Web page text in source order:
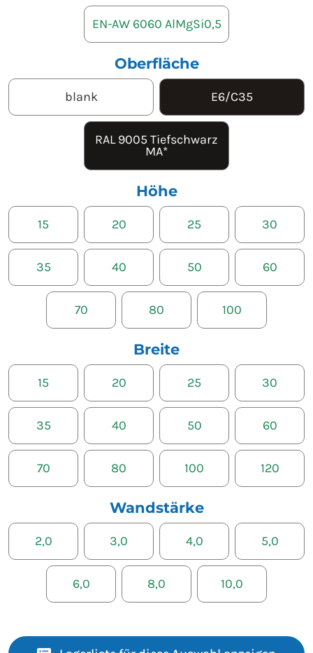
EN-AW 6060 AlMgSi0,5
Oberfläche
blank E6/C35
RAL 9005 Tiefschwarz
MA*
Höhe
15 20 25 30
35 40 50 60
70 80 100
Breite
15 20 25 30
35 40 50 60
70 80 100 120
Wandstärke
2,0 3,0 4,0 5,0
6,0 8,0 10,0